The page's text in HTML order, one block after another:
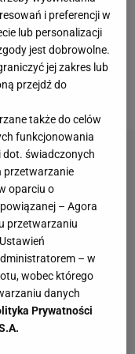
z pracy
Mueller.
do 2024 roku z
z rozpoczęciem
i preferencji w
lub personalizacji
jest dobrowolne.
jej zakres lub
przejdź do
także do celów
funkcjonowania
dot. świadczonych
przetwarzanie
oparciu o
– Agora
przetwarzaniu
– w
wobec którego
danych
Prywatności